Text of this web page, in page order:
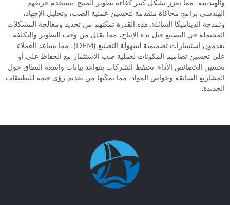
مما يعزز بشكل كبير كفاءة تطوير المنتج. يستخدم فريقهم
برامج محاكاة متقدمة لتحسين عملية الصب، وتحليل الإجهاد،
الديناميكا السائلة. هذه القدرة تمكنهم من تحديد ومعالجة المشكلات
في التصنيع قبل بدء الإنتاج، مما يقلل من وقت التطوير والتكلفة.
يقدمون استشارات تصميمية لسهولة التصنيع (DFM)، مما يساعد العملاء
تصاميم المكونات لعملية صب الاستثمار مع الحفاظ على أو
الخصائص الأداء. تحتفظ الشركات بقواعد بيانات واسعة النطاق حول
السابقة وخواص المواد، مما يمكّنها من تقديم رؤى قيمة للتطبيقات